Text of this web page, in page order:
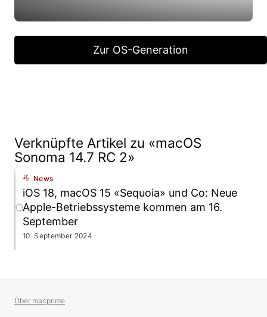
Zur OS-Generation
Verknüpfte Artikel zu «macOS
Sonoma 14.7 RC 2»
News
iOS 18, macOS 15 «Sequoia» und Co: Neue
Apple-Betriebssysteme kommen am 16.
September
10. September 2024
Über macprime